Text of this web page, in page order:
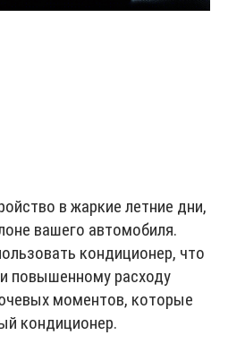
в жаркие летние дни,
вашего автомобиля.
кондиционер, что
повышенному расходу
моментов, которые
кондиционер.